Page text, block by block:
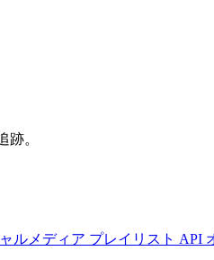
。
ルメディア プレイリスト API